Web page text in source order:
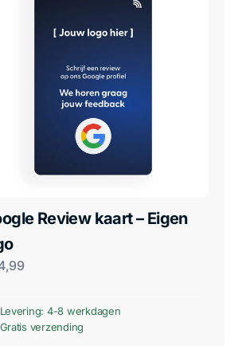
Review kaart – Eigen
Levering: 4-8 werkdagen
Gratis verzending